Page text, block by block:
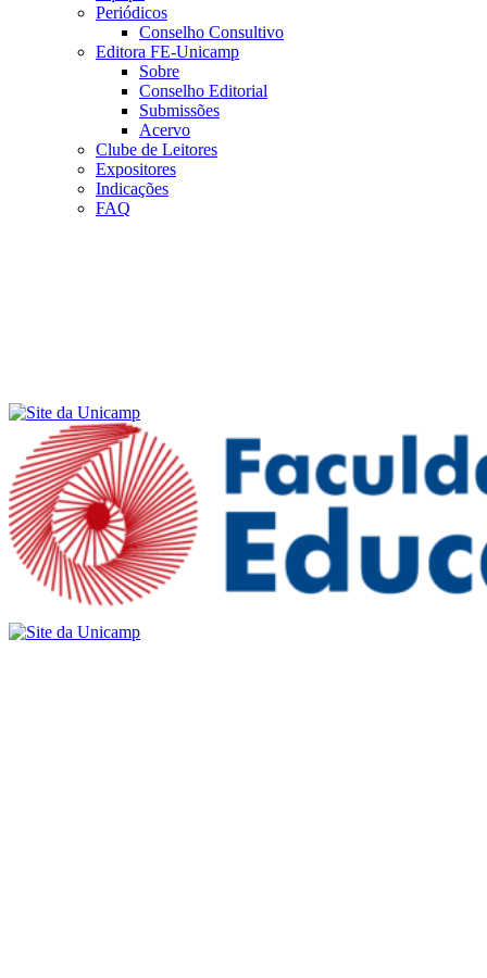
Periódicos
Conselho Consultivo
Editora FE-Unicamp
Sobre
Conselho Editorial
Submissões
Acervo
Clube de Leitores
Expositores
Indicações
FAQ